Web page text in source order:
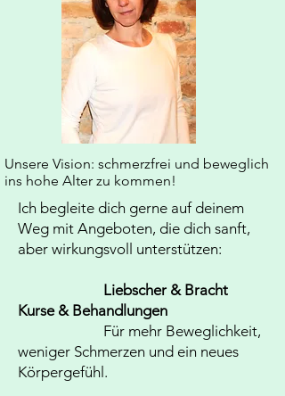
Unsere Vision: schmerzfrei und beweglich
ins hohe Alter zu kommen!
Ich begleite dich gerne auf deinem
Weg mit Angeboten, die dich sanft,
aber wirkungsvoll unterstützen:
Liebscher & Bracht
Kurse & Behandlungen
Für mehr Beweglichkeit,
weniger Schmerzen und ein neues
Körpergefühl.